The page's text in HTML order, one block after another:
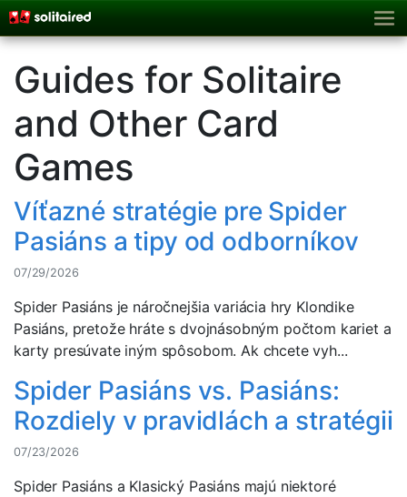
Guides for Solitaire
and Other Card
Games
Víťazné stratégie pre Spider
Pasiáns a tipy od odborníkov
07/29/2026
Spider Pasiáns je náročnejšia variácia hry Klondike
Pasiáns, pretože hráte s dvojnásobným počtom kariet a
karty presúvate iným spôsobom. Ak chcete vyh...
Spider Pasiáns vs. Pasiáns:
Rozdiely v pravidlách a stratégii
07/23/2026
Spider Pasiáns a Klasický Pasiáns majú niektoré